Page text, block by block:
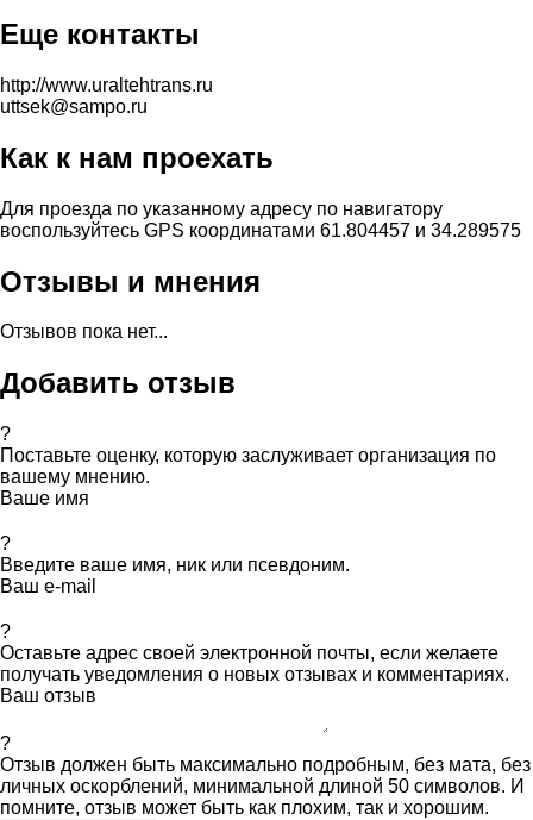
Еще контакты
http://www.uraltehtrans.ru
uttsek@sampo.ru
Как к нам проехать
Для проезда по указанному адресу по навигатору
воспользуйтесь GPS координатами 61.804457 и 34.289575
Отзывы и мнения
Отзывов пока нет...
Добавить отзыв
?
Поставьте оценку, которую заслуживает организация по
вашему мнению.
Ваше имя
?
Введите ваше имя, ник или псевдоним.
Ваш e-mail
?
Оставьте адрес своей электронной почты, если желаете
получать уведомления о новых отзывах и комментариях.
Ваш отзыв
?
Отзыв должен быть максимально подробным, без мата, без
личных оскорблений, минимальной длиной 50 символов. И
помните, отзыв может быть как плохим, так и хорошим.